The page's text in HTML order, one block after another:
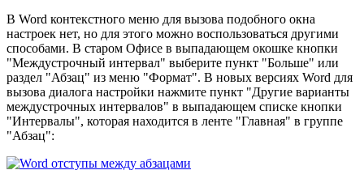
В Word контекстного меню для вызова подобного окна
настроек нет, но для этого можно воспользоваться другими
способами. В старом Офисе в выпадающем окошке кнопки
"Междустрочный интервал" выберите пункт "Больше" или
раздел "Абзац" из меню "Формат". В новых версиях Word для
вызова диалога настройки нажмите пункт "Другие варианты
междустрочных интервалов" в выпадающем списке кнопки
"Интервалы", которая находится в ленте "Главная" в группе
"Абзац":